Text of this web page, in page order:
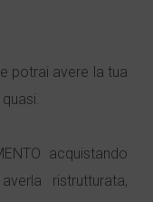
potrai avere la tua
acquistando
ristrutturata,